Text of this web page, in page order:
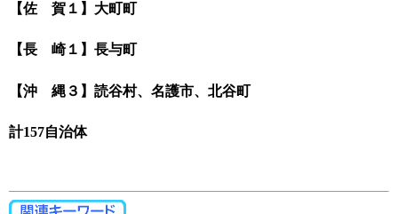
【佐 賀１】大町町
【長 崎１】長与町
【沖 縄３】読谷村、名護市、北谷町
計157自治体